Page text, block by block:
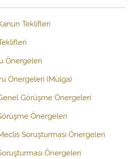
Teklifleri
Önergeleri
Önergeleri (Mülga)
Görüşme Önergeleri
Önergeleri
Soruşturması Önergeleri
Önergeleri